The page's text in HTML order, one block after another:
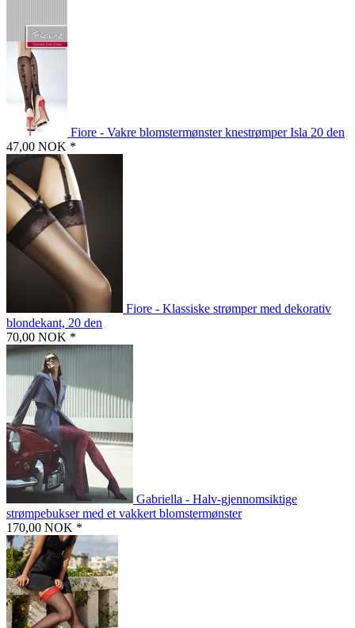
Fiore - Vakre blomstermønster knestrømper Isla 20 den
47,00 NOK *
Fiore - Klassiske strømper med dekorativ
blondekant, 20 den
70,00 NOK *
Gabriella - Halv-gjennomsiktige
strømpebukser med et vakkert blomstermønster
170,00 NOK *